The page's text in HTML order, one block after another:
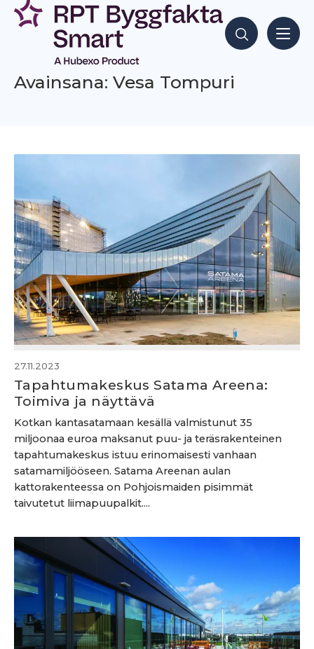
Siirry
sisältöön
Hae sisältöjä
Avainsana: Vesa Tompuri
27.11.2023
Tapahtumakeskus Satama Areena:
Toimiva ja näyttävä
Kotkan kantasatamaan kesällä valmistunut 35
miljoonaa euroa maksanut puu- ja teräsrakenteinen
tapahtumakeskus istuu erinomaisesti vanhaan
satamamiljööseen. Satama Areenan aulan
kattorakenteessa on Pohjoismaiden pisimmät
taivutetut liimapuupalkit....